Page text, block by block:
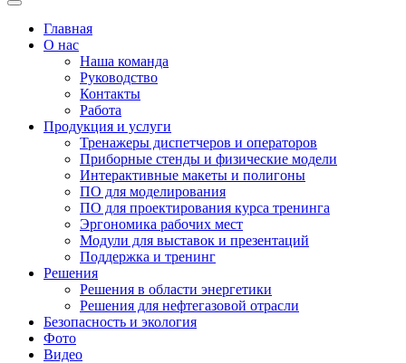
Главная
О нас
Наша команда
Руководство
Контакты
Работа
Продукция и услуги
Тренажеры диспетчеров и операторов
Приборные стенды и физические модели
Интерактивные макеты и полигоны
ПО для моделирования
ПО для проектирования курса тренинга
Эргономика рабочих мест
Модули для выставок и презентаций
Поддержка и тренинг
Решения
Решения в области энергетики
Решения для нефтегазовой отрасли
Безопасность и экология
Фото
Видео